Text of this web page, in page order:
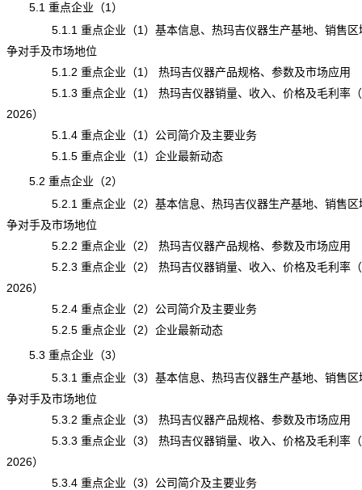
5.1 重点企业（1）
5.1.1 重点企业（1）基本信息、热玛吉仪器生产基地、销售区
争对手及市场地位
5.1.2 重点企业（1） 热玛吉仪器产品规格、参数及市场应用
5.1.3 重点企业（1） 热玛吉仪器销量、收入、价格及毛利率（
2026）
5.1.4 重点企业（1）公司简介及主要业务
5.1.5 重点企业（1）企业最新动态
5.2 重点企业（2）
5.2.1 重点企业（2）基本信息、热玛吉仪器生产基地、销售区
争对手及市场地位
5.2.2 重点企业（2） 热玛吉仪器产品规格、参数及市场应用
5.2.3 重点企业（2） 热玛吉仪器销量、收入、价格及毛利率（
2026）
5.2.4 重点企业（2）公司简介及主要业务
5.2.5 重点企业（2）企业最新动态
5.3 重点企业（3）
5.3.1 重点企业（3）基本信息、热玛吉仪器生产基地、销售区
争对手及市场地位
5.3.2 重点企业（3） 热玛吉仪器产品规格、参数及市场应用
5.3.3 重点企业（3） 热玛吉仪器销量、收入、价格及毛利率（
2026）
5.3.4 重点企业（3）公司简介及主要业务